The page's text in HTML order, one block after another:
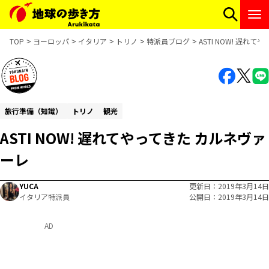
TOP ヨーロッパ イタリア トリノ 特派員ブログ ASTI NOW! 遅れてや
旅行準備（知識） トリノ 観光
ASTI NOW! 遅れてやってきた カルネヴァ
ーレ
YUCA
イタリア特派員
更新日
2019年3月14日
公開日
2019年3月14日
AD